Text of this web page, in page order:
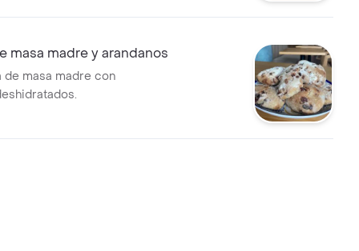
masa madre y arandanos
de masa madre con